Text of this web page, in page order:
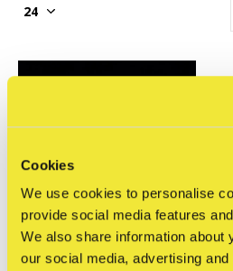
Cookies
We use cookies to personalise
provide social media features
We also share information about
our social media, advertising